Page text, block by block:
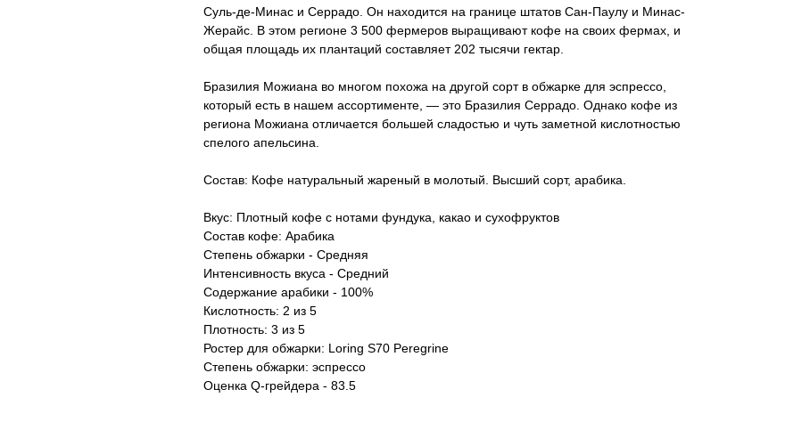
Суль-де-Минас и Серрадо. Он находится на границе штатов Сан-Паулу и Минас-
Жерайс. В этом регионе 3 500 фермеров выращивают кофе на своих фермах, и
общая площадь их плантаций составляет 202 тысячи гектар.
Бразилия Можиана во многом похожа на другой сорт в обжарке для эспрессо,
который есть в нашем ассортименте, — это Бразилия Серрадо. Однако кофе из
региона Можиана отличается большей сладостью и чуть заметной кислотностью
спелого апельсина.
Состав: Кофе натуральный жареный в молотый. Высший сорт, арабика.
Вкус: Плотный кофе с нотами фундука, какао и сухофруктов
Состав кофе: Арабика
Степень обжарки - Средняя
Интенсивность вкуса - Средний
Содержание арабики - 100%
Кислотность: 2 из 5
Плотность: 3 из 5
Ростер для обжарки: Loring S70 Peregrine
Cтепень обжарки: эспрессо
Оценка Q-грейдера - 83.5